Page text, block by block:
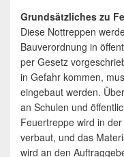
Grundsätzliches zu
Diese Nottreppen
Bauverordnung in
per Gesetz
in Gefahr kommen,
eingebaut werden.
an Schulen und
Feuertreppe wird in
verbaut, und das
wird an den